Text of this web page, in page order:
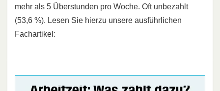
mehr als 5 Überstunden pro Woche. Oft unbezahlt
(53,6 %). Lesen Sie hierzu unsere ausführlichen
Fachartikel: